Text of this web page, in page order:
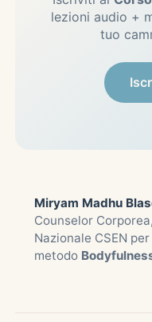
lezioni audio +
tuo
Miryam Madhu
Counselor
Nazionale CSEN
metodo